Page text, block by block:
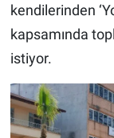
kendilerinden
kapsamında
istiyor.